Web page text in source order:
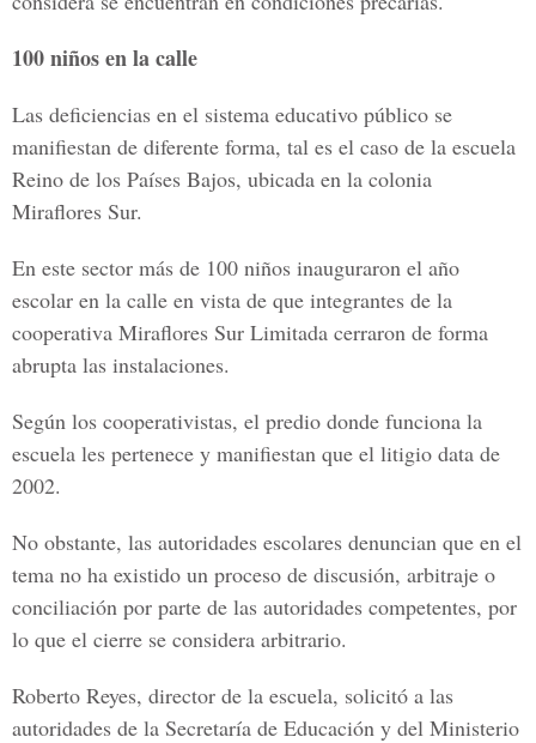
100 niños en la calle
Las deficiencias en el sistema educativo público se
manifiestan de diferente forma, tal es el caso de la escuela
Reino de los Países Bajos, ubicada en la colonia
Miraflores Sur.
En este sector más de 100 niños inauguraron el año
escolar en la calle en vista de que integrantes de la
cooperativa Miraflores Sur Limitada cerraron de forma
abrupta las instalaciones.
Según los cooperativistas, el predio donde funciona la
escuela les pertenece y manifiestan que el litigio data de
2002.
No obstante, las autoridades escolares denuncian que en el
tema no ha existido un proceso de discusión, arbitraje o
conciliación por parte de las autoridades competentes, por
lo que el cierre se considera arbitrario.
Roberto Reyes, director de la escuela, solicitó a las
autoridades de la Secretaría de Educación y del Ministerio